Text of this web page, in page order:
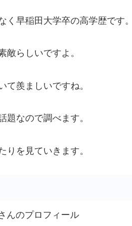
く早稲田大学卒の高学歴です
敵らしいですよ。
て羨ましいですね。
題なので調べます。
りを見ていきます。
んのプロフィール